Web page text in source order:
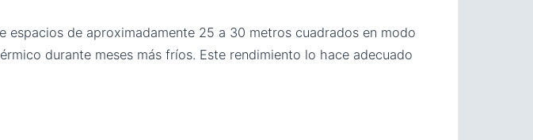
espacios de aproximadamente 25 a 30 metros cuadrados en modo
durante meses más fríos. Este rendimiento lo hace adecuado